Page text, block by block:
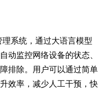
系统，通过大语言模型
动监控网络设备的状态、
排除。用户可以通过简单
效率，减少人工干预，快